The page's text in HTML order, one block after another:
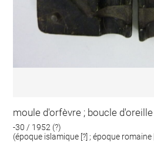
moule d'orfèvre ; boucle d'oreille
-30 / 1952 (?)
(époque islamique [?] ; époque romaine